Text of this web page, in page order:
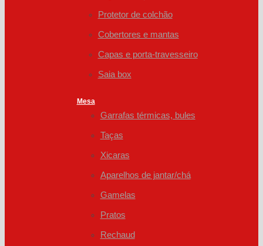
Protetor de colchão
Cobertores e mantas
Capas e porta-travesseiro
Saia box
Mesa
Garrafas térmicas, bules
Taças
Xicaras
Aparelhos de jantar/chá
Gamelas
Pratos
Rechaud